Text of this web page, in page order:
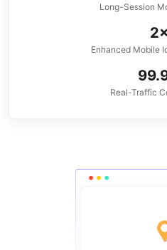
Long-Session
2×
Enhanced Mobile
Real-Traffic